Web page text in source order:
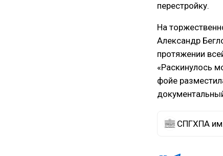
перестройку.
На
Александр
протяжении
«Раскинулось
фойе
СПГХПА